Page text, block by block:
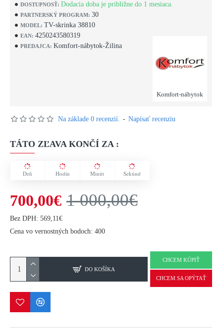
DOSTUPNOSŤ: Dodacia doba je približne do 1 mesiaca.
PARTNERSKÝ PROGRAM: 30
MODEL: TV-skrinka 38810
EAN: 4250243580319
PREDAJCA: Komfort-nábytok-Žilina
Komfort-nábytok
Na základe 0 recenzií. - Napísať recenziu
TÁTO ZĽAVA KONČÍ ZA :
Deň Hodín Minút Sekúnd
700,00€ 1 000,00€
Bez DPH: 569,11€
Cena vo vernostných bodoch: 400
DO KOŠÍKA
CHCEM KÚPIŤ
CHCEM SA OPÝTAŤ